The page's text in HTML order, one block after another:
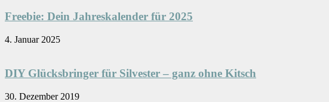
Freebie: Dein Jahreskalender für 2025
4. Januar 2025
DIY Glücksbringer für Silvester – ganz ohne Kitsch
30. Dezember 2019